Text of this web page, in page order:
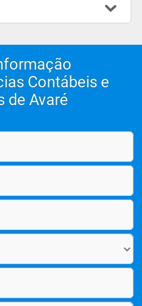
Contábeis e
de Avaré